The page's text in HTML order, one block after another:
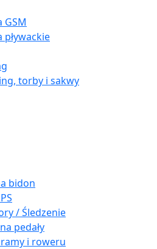
GSM
pływackie
torby i sakwy
bidon
/ Śledzenie
pedały
i roweru